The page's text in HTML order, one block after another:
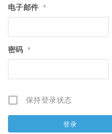
电子邮件 *
密码 *
保持登录状态